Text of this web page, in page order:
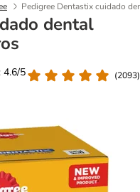
Pedigree Dentastix cuidado
dental
4.6/5
(2093)